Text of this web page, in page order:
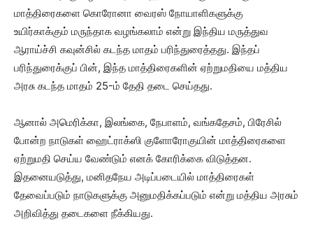
மாத்திரைகளை கொரோனா வைரஸ் நோயாளிகளுக்கு
உயிர்காக்கும் மருந்தாக வழங்கலாம் என்று இந்திய மருத்துவ
ஆராய்ச்சி கவுன்சில் கடந்த மாதம் பரிந்துரைத்தது. இந்தப்
பரிந்துரைக்குப் பின், இந்த மாத்திரைகளின் ஏற்றுமதியை மத்திய
அரசு கடந்த மாதம் 25-ம் தேதி தடை செய்தது.
ஆனால் அமெரிக்கா, இலங்கை, நேபாளம், வங்கதேசம், பிரேசில்
போன்ற நாடுகள் ஹைட்ராக்ஸி குளோரோகுயின் மாத்திரைகளை
ஏற்றுமதி செய்ய வேண்டும் எனக் கோரிக்கை விடுத்தன.
இதனையடுத்து, மனிதநேய அடிப்படையில் மாத்திரைகள்
தேவைப்படும் நாடுகளுக்கு அனுமதிக்கப்படும் என்று மத்திய அரசும்
அறிவித்து தடைகளை நீக்கியது.